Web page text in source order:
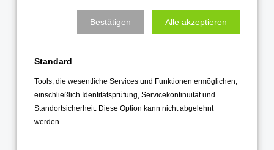
September 2022
Juli 2022
Juni 2022
Mai 2022
April 2022
Bestätigen Alle akzeptieren
Standard
Tools, die wesentliche Services und Funktionen ermöglichen,
einschließlich Identitätsprüfung, Servicekontinuität und
Standortsicherheit. Diese Option kann nicht abgelehnt
werden.